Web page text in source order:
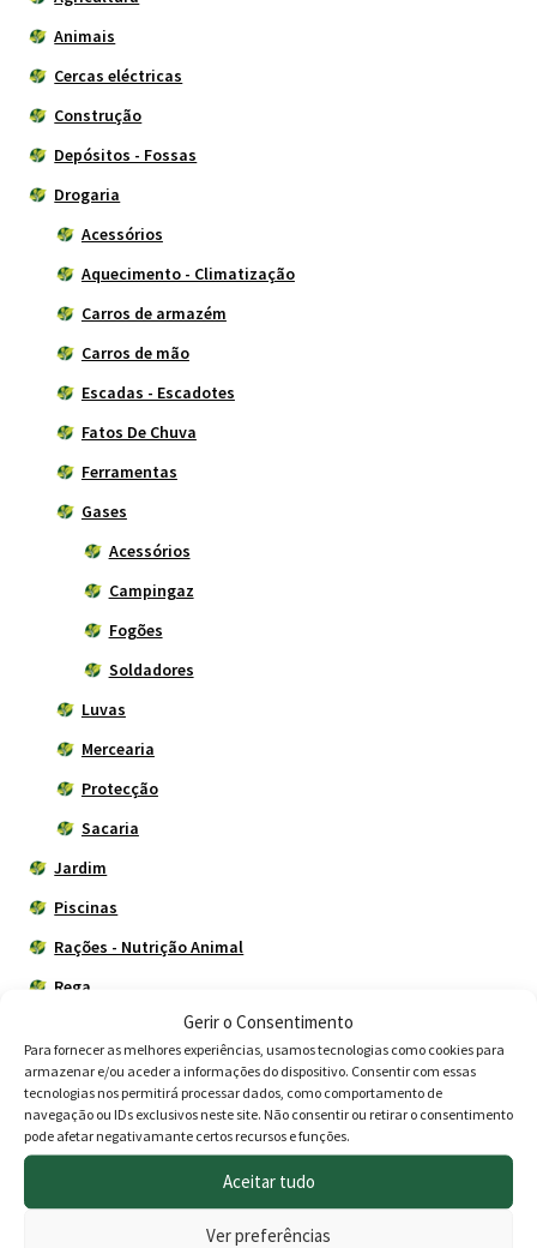
Gerir o Consentimento
Para fornecer as melhores experiências, usamos tecnologias como cookies para
armazenar e/ou aceder a informações do dispositivo. Consentir com essas
tecnologias nos permitirá processar dados, como comportamento de
navegação ou IDs exclusivos neste site. Não consentir ou retirar o consentimento
pode afetar negativamante certos recursos e funções.
Aceitar tudo
Ver preferências
Animais
Cercas eléctricas
Construção
Depósitos - Fossas
Drogaria
Acessórios
Aquecimento - Climatização
Carros de armazém
Carros de mão
Escadas - Escadotes
Fatos De Chuva
Ferramentas
Gases
Acessórios
Campingaz
Fogões
Soldadores
Luvas
Mercearia
Protecção
Sacaria
Jardim
Piscinas
Rações - Nutrição Animal
Rega
Vedações
Entrega de encomendas
Entregas a partir de 1 a 2 dias úteis